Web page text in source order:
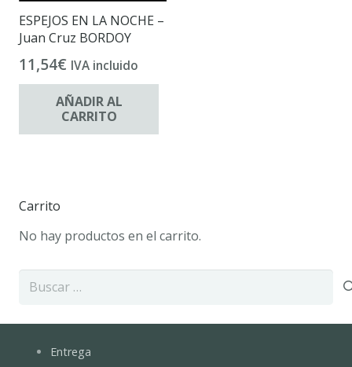
ESPEJOS EN LA NOCHE –
Juan Cruz BORDOY
11,54€ IVA incluido
AÑADIR AL
CARRITO
Carrito
No hay productos en el carrito.
Buscar:
Entrega